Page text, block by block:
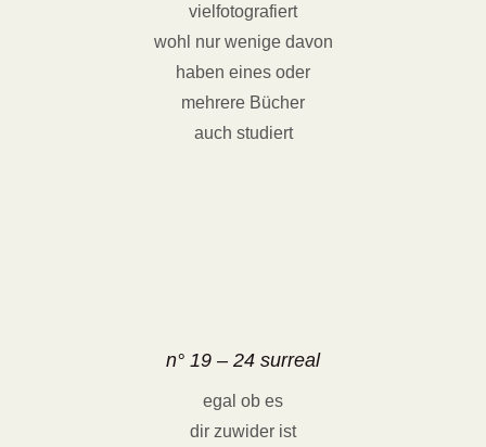
vielfotografiert
wohl nur wenige davon
haben eines oder
mehrere Bücher
auch studiert
n° 19 – 24 surreal
egal ob es
dir zuwider ist